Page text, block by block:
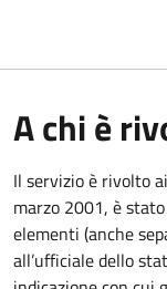
A chi è
Il servizio è rivolto
marzo 2001, è
elementi (anche
all’ufficiale dello